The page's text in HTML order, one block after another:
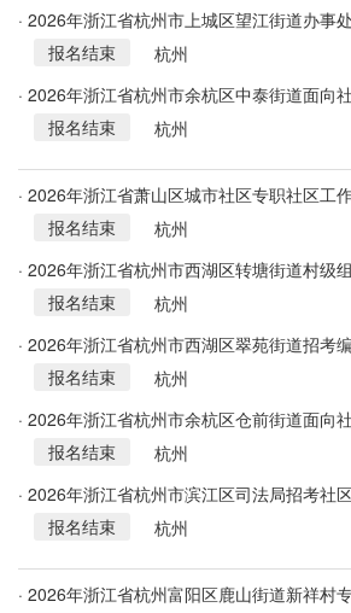
· 2026年浙江省杭州市上城区望江街道办事
报名结束
杭州
· 2026年浙江省杭州市余杭区中泰街道面向
名村务工作者公告
报名结束
杭州
· 2026年浙江省萧山区城市社区专职社区工
织专职党务工作者公开招考94人公告
报名结束
杭州
· 2026年浙江省杭州市西湖区转塘街道村级
和出纳人员招考12人公告
报名结束
杭州
· 2026年浙江省杭州市西湖区翠苑街道招考
人员8人公告
报名结束
杭州
· 2026年浙江省杭州市余杭区仓前街道面向
名村务工作者公告
报名结束
杭州
· 2026年浙江省杭州市滨江区司法局招考社
作者1人公告
报名结束
杭州
· 2026年浙江省杭州富阳区鹿山街道新祥村